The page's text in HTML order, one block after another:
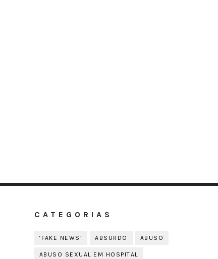
CATEGORIAS
‘FAKE NEWS’ ABSURDO ABUSO
ABUSO SEXUAL EM HOSPITAL